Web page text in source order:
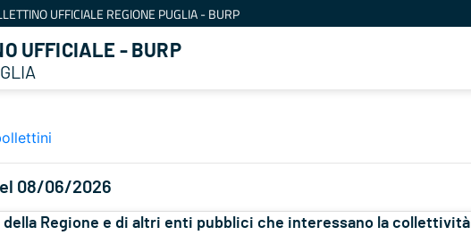
UFFICIALE REGIONE PUGLIA - BURP
UFFICIALE - BURP
08/06/2026
Regione e di altri enti pubblici che interessano la collettività